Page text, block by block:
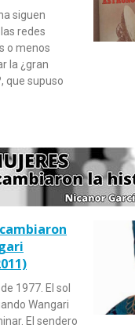
siguen
redes
o menos
la ¿gran
que supuso
1977. El sol
Wangari
El sendero